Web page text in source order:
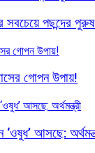
সবচেয়ে পছন্দের
গোপন উপায়!
‘ওষুধ’ আসছে: